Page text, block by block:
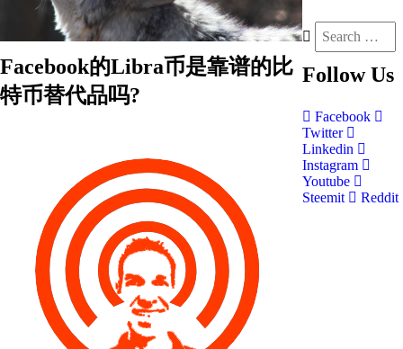
Facebook的Libra币是靠谱的比
特币替代品吗?
Follow Us
Facebook
Twitter
Linkedin
Instagram
Youtube
Steemit
Reddit